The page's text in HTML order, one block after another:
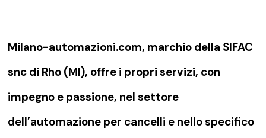
Milano-automazioni.com, marchio della SIFAC
snc di Rho (MI), offre i propri servizi, con
impegno e passione, nel settore
dell’automazione per cancelli e nello specifico